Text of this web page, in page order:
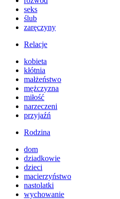
seks
ślub
zaręczyny
Relacje
kobieta
kłótnia
małżeństwo
mężczyzna
miłość
narzeczeni
przyjaźń
Rodzina
dom
dziadkowie
dzieci
macierzyństwo
nastolatki
wychowanie